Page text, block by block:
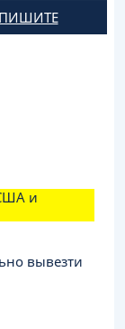
ПИШИТЕ
и
вывезти